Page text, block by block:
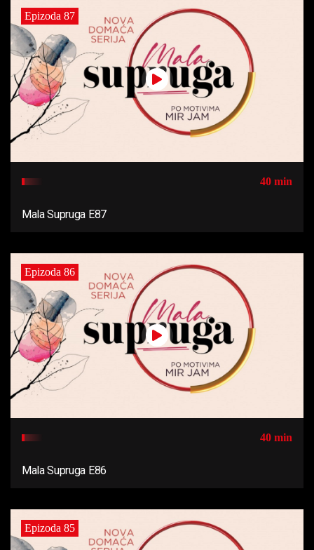
Epizoda 87
40 min
Mala Supruga E87
Epizoda 86
40 min
Mala Supruga E86
Epizoda 85